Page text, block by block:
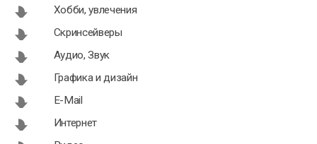
Хобби, увлечения
Скринсейверы
Аудио, Звук
Графика и дизайн
E-Mail
Интернет